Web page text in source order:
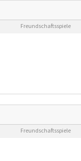
Freundschaftsspiele
Freundschaftsspiele